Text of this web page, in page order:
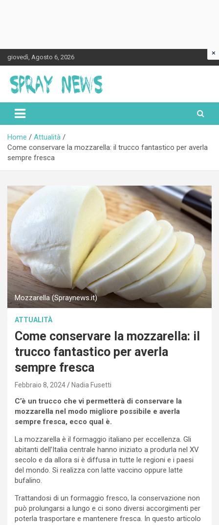
Skip
to
content
giovedì, Agosto 6, 2026
Spraynews.it
Home
Attualità
Come conservare la mozzarella: il trucco fantastico per averla
sempre fresca
Mozzarella (Spraynews.it)
ATTUALITÀ
Come conservare la mozzarella: il
trucco fantastico per averla
sempre fresca
Febbraio 8, 2024 Nadia Fusetti
C’è un trucco che vi permetterà di conservare la
mozzarella nel modo migliore possibile e averla
sempre fresca, ecco qual è.
La mozzarella è il formaggio italiano per eccellenza. Gli
abitanti dell’Italia centrale hanno iniziato a produrla nel XV
secolo e da allora si è diffusa in tutte le regioni e i paesi
del mondo. Si realizza con latte vaccino oppure latte
bufalino.
Trattandosi di un formaggio fresco, la conservazione non
può prolungarsi a lungo e ci sono diversi accorgimenti per
poterla trasportare e mantenere fresca. In questo articolo
×